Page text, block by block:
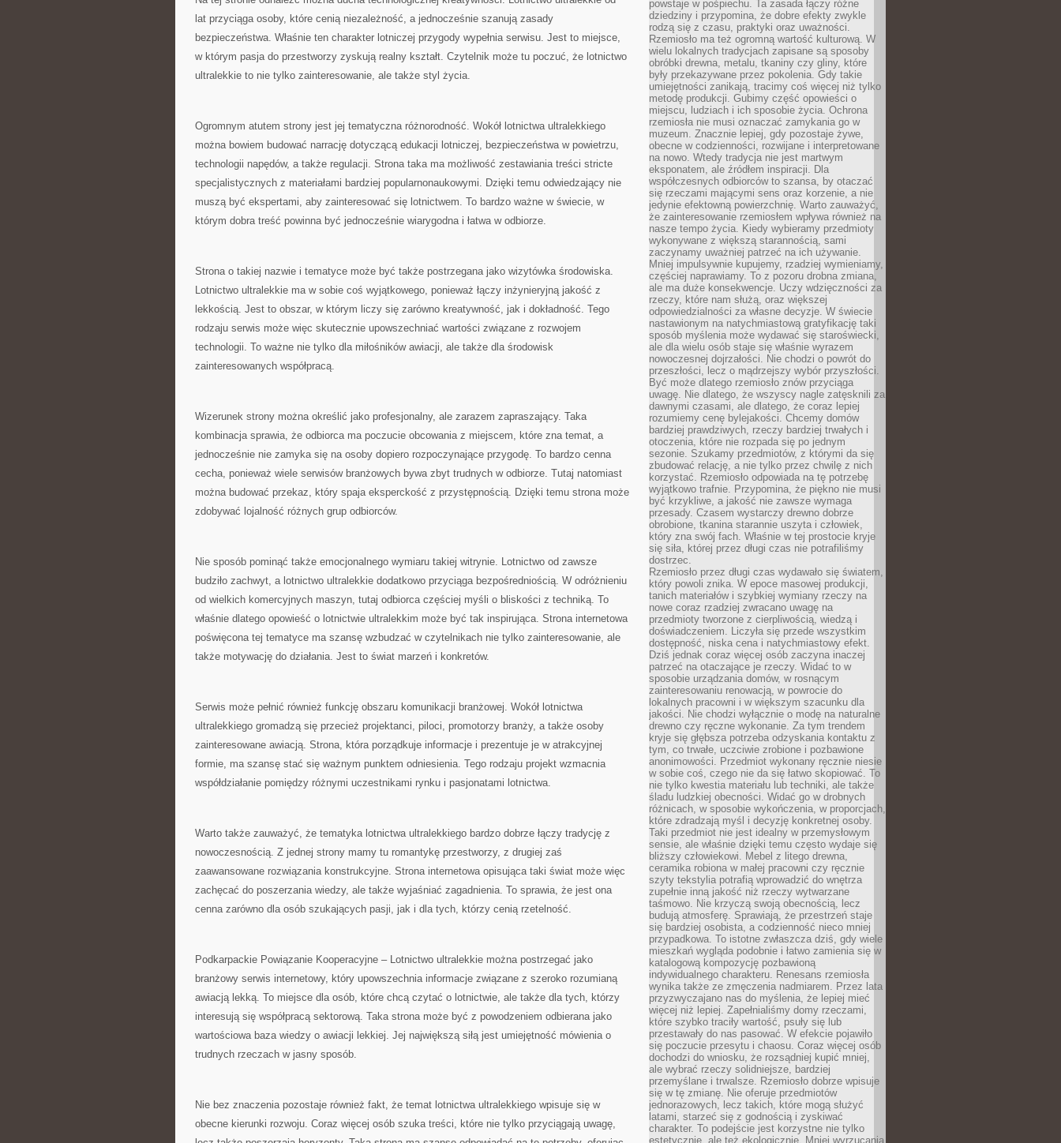
lat przyciąga osoby, które cenią niezależność, a jednocześnie szanują zasady
bezpieczeństwa. Właśnie ten charakter lotniczej przygody wypełnia serwisu. Jest to miejsce,
w którym pasja do przestworzy zyskują realny kształt. Czytelnik może tu poczuć, że lotnictwo
ultralekkie to nie tylko zainteresowanie, ale także styl życia.
Ogromnym atutem strony jest jej tematyczna różnorodność. Wokół lotnictwa ultralekkiego
można bowiem budować narrację dotyczącą edukacji lotniczej, bezpieczeństwa w powietrzu,
technologii napędów, a także regulacji. Strona taka ma możliwość zestawiania treści stricte
specjalistycznych z materiałami bardziej popularnonaukowymi. Dzięki temu odwiedzający nie
muszą być ekspertami, aby zainteresować się lotnictwem. To bardzo ważne w świecie, w
którym dobra treść powinna być jednocześnie wiarygodna i łatwa w odbiorze.
Strona o takiej nazwie i tematyce może być także postrzegana jako wizytówka środowiska.
Lotnictwo ultralekkie ma w sobie coś wyjątkowego, ponieważ łączy inżynieryjną jakość z
lekkością. Jest to obszar, w którym liczy się zarówno kreatywność, jak i dokładność. Tego
rodzaju serwis może więc skutecznie upowszechniać wartości związane z rozwojem
technologii. To ważne nie tylko dla miłośników awiacji, ale także dla środowisk
zainteresowanych współpracą.
Wizerunek strony można określić jako profesjonalny, ale zarazem zapraszający. Taka
kombinacja sprawia, że odbiorca ma poczucie obcowania z miejscem, które zna temat, a
jednocześnie nie zamyka się na osoby dopiero rozpoczynające przygodę. To bardzo cenna
cecha, ponieważ wiele serwisów branżowych bywa zbyt trudnych w odbiorze. Tutaj natomiast
można budować przekaz, który spaja eksperckość z przystępnością. Dzięki temu strona może
zdobywać lojalność różnych grup odbiorców.
Nie sposób pominąć także emocjonalnego wymiaru takiej witrynie. Lotnictwo od zawsze
budziło zachwyt, a lotnictwo ultralekkie dodatkowo przyciąga bezpośredniością. W odróżnieniu
od wielkich komercyjnych maszyn, tutaj odbiorca częściej myśli o bliskości z techniką. To
właśnie dlatego opowieść o lotnictwie ultralekkim może być tak inspirująca. Strona internetowa
poświęcona tej tematyce ma szansę wzbudzać w czytelnikach nie tylko zainteresowanie, ale
także motywację do działania. Jest to świat marzeń i konkretów.
Serwis może pełnić również funkcję obszaru komunikacji branżowej. Wokół lotnictwa
ultralekkiego gromadzą się przecież projektanci, piloci, promotorzy branży, a także osoby
zainteresowane awiacją. Strona, która porządkuje informacje i prezentuje je w atrakcyjnej
formie, ma szansę stać się ważnym punktem odniesienia. Tego rodzaju projekt wzmacnia
współdziałanie pomiędzy różnymi uczestnikami rynku i pasjonatami lotnictwa.
Warto także zauważyć, że tematyka lotnictwa ultralekkiego bardzo dobrze łączy tradycję z
nowoczesnością. Z jednej strony mamy tu romantykę przestworzy, z drugiej zaś
zaawansowane rozwiązania konstrukcyjne. Strona internetowa opisująca taki świat może więc
zachęcać do poszerzania wiedzy, ale także wyjaśniać zagadnienia. To sprawia, że jest ona
cenna zarówno dla osób szukających pasji, jak i dla tych, którzy cenią rzetelność.
Podkarpackie Powiązanie Kooperacyjne – Lotnictwo ultralekkie można postrzegać jako
branżowy serwis internetowy, który upowszechnia informacje związane z szeroko rozumianą
awiacją lekką. To miejsce dla osób, które chcą czytać o lotnictwie, ale także dla tych, którzy
interesują się współpracą sektorową. Taka strona może być z powodzeniem odbierana jako
wartościowa baza wiedzy o awiacji lekkiej. Jej największą siłą jest umiejętność mówienia o
trudnych rzeczach w jasny sposób.
Nie bez znaczenia pozostaje również fakt, że temat lotnictwa ultralekkiego wpisuje się w
obecne kierunki rozwoju. Coraz więcej osób szuka treści, które nie tylko przyciągają uwagę,
powstaje w pośpiechu. Ta zasada łączy różne
dziedziny i przypomina, że dobre efekty zwykle
rodzą się z czasu, praktyki oraz uważności.
Rzemiosło ma też ogromną wartość kulturową. W
wielu lokalnych tradycjach zapisane są sposoby
obróbki drewna, metalu, tkaniny czy gliny, które
były przekazywane przez pokolenia. Gdy takie
umiejętności zanikają, tracimy coś więcej niż tylko
metodę produkcji. Gubimy część opowieści o
miejscu, ludziach i ich sposobie życia. Ochrona
rzemiosła nie musi oznaczać zamykania go w
muzeum. Znacznie lepiej, gdy pozostaje żywe,
obecne w codzienności, rozwijane i interpretowane
na nowo. Wtedy tradycja nie jest martwym
eksponatem, ale źródłem inspiracji. Dla
współczesnych odbiorców to szansa, by otaczać
się rzeczami mającymi sens oraz korzenie, a nie
jedynie efektowną powierzchnię. Warto zauważyć,
że zainteresowanie rzemiosłem wpływa również na
nasze tempo życia. Kiedy wybieramy przedmioty
wykonywane z większą starannością, sami
zaczynamy uważniej patrzeć na ich używanie.
Mniej impulsywnie kupujemy, rzadziej wymieniamy,
częściej naprawiamy. To z pozoru drobna zmiana,
ale ma duże konsekwencje. Uczy wdzięczności za
rzeczy, które nam służą, oraz większej
odpowiedzialności za własne decyzje. W świecie
nastawionym na natychmiastową gratyfikację taki
sposób myślenia może wydawać się staroświecki,
ale dla wielu osób staje się właśnie wyrazem
nowoczesnej dojrzałości. Nie chodzi o powrót do
przeszłości, lecz o mądrzejszy wybór przyszłości.
Być może dlatego rzemiosło znów przyciąga
uwagę. Nie dlatego, że wszyscy nagle zatęsknili za
dawnymi czasami, ale dlatego, że coraz lepiej
rozumiemy cenę bylejakości. Chcemy domów
bardziej prawdziwych, rzeczy bardziej trwałych i
otoczenia, które nie rozpada się po jednym
sezonie. Szukamy przedmiotów, z którymi da się
zbudować relację, a nie tylko przez chwilę z nich
korzystać. Rzemiosło odpowiada na tę potrzebę
wyjątkowo trafnie. Przypomina, że piękno nie musi
być krzykliwe, a jakość nie zawsze wymaga
przesady. Czasem wystarczy drewno dobrze
obrobione, tkanina starannie uszyta i człowiek,
który zna swój fach. Właśnie w tej prostocie kryje
się siła, której przez długi czas nie potrafiliśmy
dostrzec.
Rzemiosło przez długi czas wydawało się światem,
który powoli znika. W epoce masowej produkcji,
tanich materiałów i szybkiej wymiany rzeczy na
nowe coraz rzadziej zwracano uwagę na
przedmioty tworzone z cierpliwością, wiedzą i
doświadczeniem. Liczyła się przede wszystkim
dostępność, niska cena i natychmiastowy efekt.
Dziś jednak coraz więcej osób zaczyna inaczej
patrzeć na otaczające je rzeczy. Widać to w
sposobie urządzania domów, w rosnącym
zainteresowaniu renowacją, w powrocie do
lokalnych pracowni i w większym szacunku dla
jakości. Nie chodzi wyłącznie o modę na naturalne
drewno czy ręczne wykonanie. Za tym trendem
kryje się głębsza potrzeba odzyskania kontaktu z
tym, co trwałe, uczciwie zrobione i pozbawione
anonimowości. Przedmiot wykonany ręcznie niesie
w sobie coś, czego nie da się łatwo skopiować. To
nie tylko kwestia materiału lub techniki, ale także
śladu ludzkiej obecności. Widać go w drobnych
różnicach, w sposobie wykończenia, w proporcjach,
które zdradzają myśl i decyzję konkretnej osoby.
Taki przedmiot nie jest idealny w przemysłowym
sensie, ale właśnie dzięki temu często wydaje się
bliższy człowiekowi. Mebel z litego drewna,
ceramika robiona w małej pracowni czy ręcznie
szyty tekstylia potrafią wprowadzić do wnętrza
zupełnie inną jakość niż rzeczy wytwarzane
taśmowo. Nie krzyczą swoją obecnością, lecz
budują atmosferę. Sprawiają, że przestrzeń staje
się bardziej osobista, a codzienność nieco mniej
przypadkowa. To istotne zwłaszcza dziś, gdy wiele
mieszkań wygląda podobnie i łatwo zamienia się w
katalogową kompozycję pozbawioną
indywidualnego charakteru. Renesans rzemiosła
wynika także ze zmęczenia nadmiarem. Przez lata
przyzwyczajano nas do myślenia, że lepiej mieć
więcej niż lepiej. Zapełnialiśmy domy rzeczami,
które szybko traciły wartość, psuły się lub
przestawały do nas pasować. W efekcie pojawiło
się poczucie przesytu i chaosu. Coraz więcej osób
dochodzi do wniosku, że rozsądniej kupić mniej,
ale wybrać rzeczy solidniejsze, bardziej
przemyślane i trwalsze. Rzemiosło dobrze wpisuje
się w tę zmianę. Nie oferuje przedmiotów
jednorazowych, lecz takich, które mogą służyć
latami, starzeć się z godnością i zyskiwać
charakter. To podejście jest korzystne nie tylko
estetycznie, ale też ekologicznie. Mniej wyrzucania